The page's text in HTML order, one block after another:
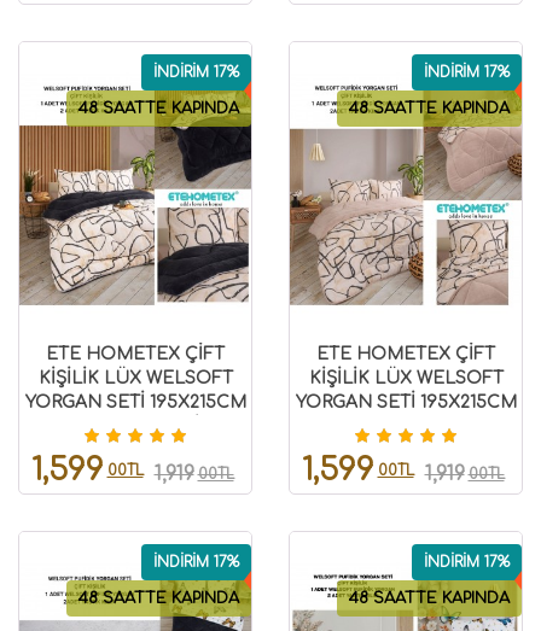
48 SAATTE KAPINDA
İNDİRİM 17%
ETE HOMETEX ÇİFT
KİŞİLİK LÜX WELSOFT
YORGAN SETİ 195X215CM
EFEKT ANTRASİT
8696474231963
1,599 00TL 1,919 00TL
48 SAATTE KAPINDA
İNDİRİM 17%
ETE HOMETEX ÇİFT
KİŞİLİK LÜX WELSOFT
YORGAN SETİ 195X215CM
EFEKT BEJ
8696474231962
1,599 00TL 1,919 00TL
48 SAATTE KAPINDA
İNDİRİM 17%
48 SAATTE KAPINDA
İNDİRİM 17%